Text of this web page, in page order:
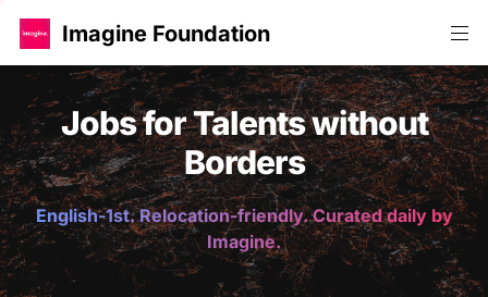
Imagine Foundation
Jobs for Talents without
Borders
English-1st. Relocation-friendly. Curated daily by
Imagine.